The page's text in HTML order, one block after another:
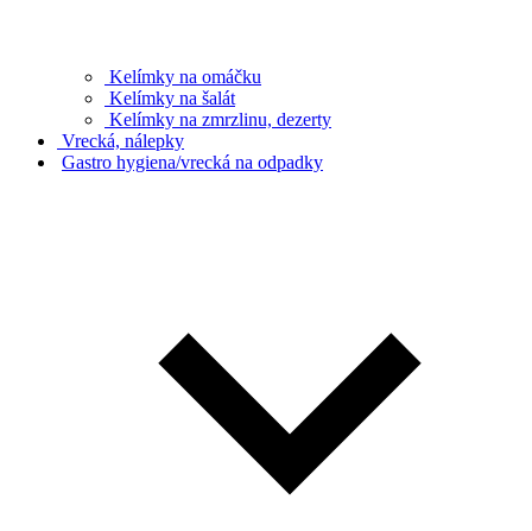
Kelímky na omáčku
Kelímky na šalát
Kelímky na zmrzlinu, dezerty
Vrecká, nálepky
Gastro hygiena/vrecká na odpadky